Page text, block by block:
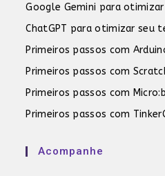
Google Gemini para
ChatGPT para otimizar seu
Primeiros passos com
Primeiros passos com
Primeiros passos com
Primeiros passos com
Acompanhe